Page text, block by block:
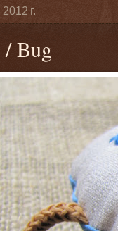
г.
Bug